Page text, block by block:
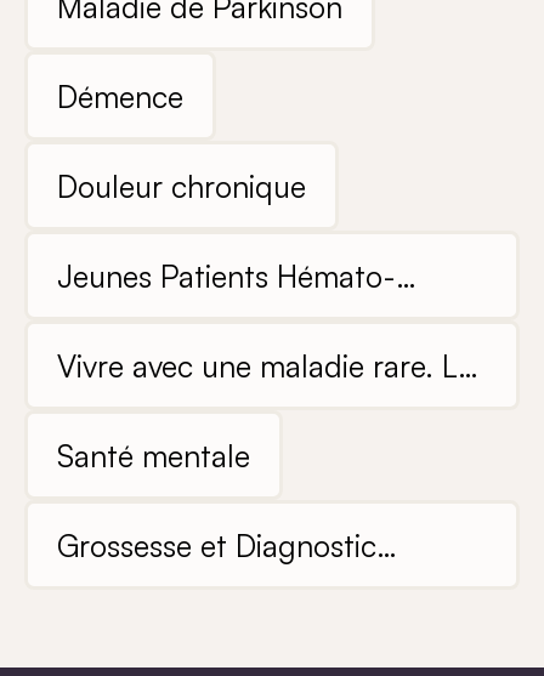
Démence
Douleur chronique
Jeunes Patients Hémato-
Vivre avec une maladie rare. Les
leur famille
Santé mentale
Grossesse et Diagnostic